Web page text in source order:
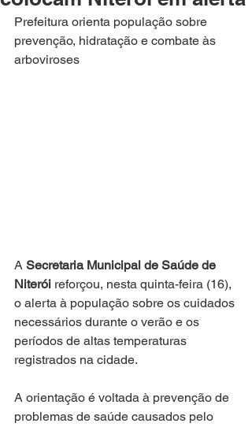
Prefeitura orienta população sobre
prevenção, hidratação e combate às
arboviroses
A Secretaria Municipal de Saúde de
Niterói reforçou, nesta quinta-feira (16),
o alerta à população sobre os cuidados
necessários durante o verão e os
períodos de altas temperaturas
registrados na cidade.
A orientação é voltada à prevenção de
problemas de saúde causados pelo